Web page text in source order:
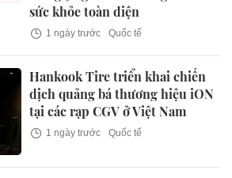
sức khỏe toàn diện
1 ngày trước Quốc tế
Hankook Tire triển khai chiến
dịch quảng bá thương hiệu iON
tại các rạp CGV ở Việt Nam
1 ngày trước Quốc tế